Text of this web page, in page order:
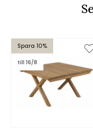
Spara 10%
till 16/8